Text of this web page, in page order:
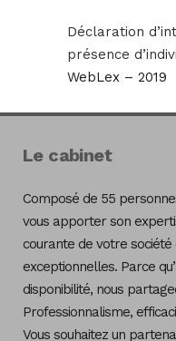
Déclaration
présence
WebLex – 2019
Le cabinet
Composé de 55
vous apporter son
courante de votre société
exceptionnelles. Parce
disponibilité, nous
Professionnalisme,
Vous souhaitez un